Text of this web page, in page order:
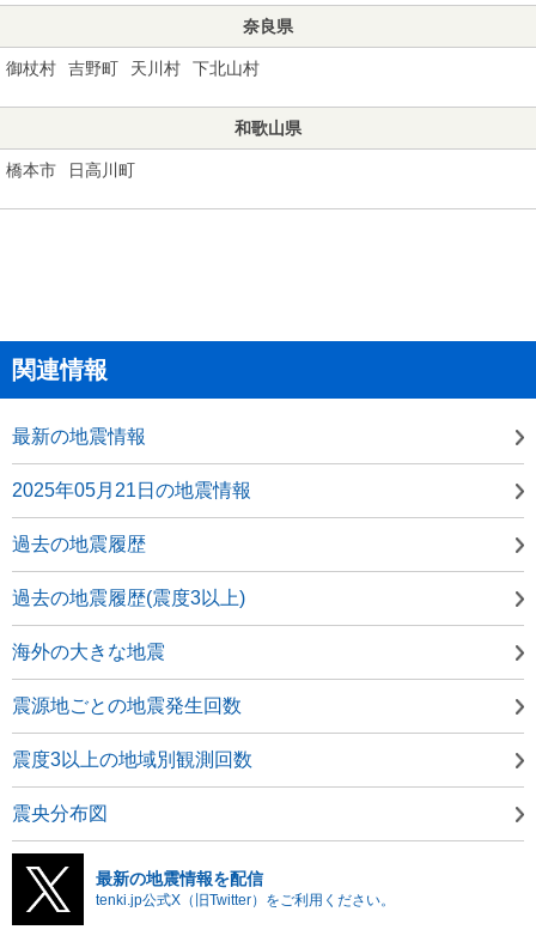
奈良県
御杖村 吉野町 天川村 下北山村
和歌山県
橋本市 日高川町
関連情報
最新の地震情報
2025年05月21日の地震情報
過去の地震履歴
過去の地震履歴(震度3以上)
海外の大きな地震
震源地ごとの地震発生回数
震度3以上の地域別観測回数
震央分布図
最新の地震情報を配信
tenki.jp公式X（旧Twitter）をご利用ください。